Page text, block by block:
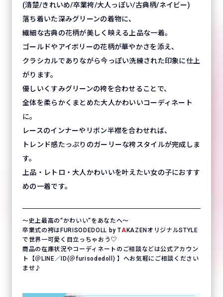
(清楚/きれいめ/卒業袴/大人っぽい/古典柄/ネイビー)
落ち着いた深みグリーンの着物に、
繊細な古典の花柄が美しく映える上品な一着。
ゴールドやアイボリーの花柄が華やかさを添え、
クラシカルでありながら今っぽい洗練された印象に仕上
がります。
優しいくすみグリーンの袴を合わせることで、
全体を柔らかくまとめた大人かわいいコーディネート
に。
レースのインナーやリボン半襟を合わせれば、
トレンド感たっぷりのガーリーな袴スタイルが完成しま
す。
上品・レトロ・大人かわいいを叶えたい女の子におすす
めの一着です。
〜史上最高の“かわいい“をあなたへ〜
卒業式の袴はFURISODEDOLL by TAKAZENオリジナルSTYLE
で世界一可愛く目立っちゃおう♡
商品の在庫状況やコーディネートのご相談などは公式アカウン
ト【＠LINE／ID(＠furisodedoll) 】へお気軽にご相談ください
ませ♪